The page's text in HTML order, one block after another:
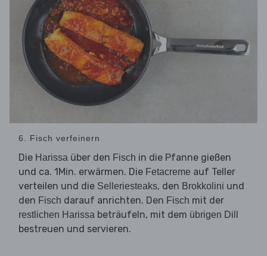
6. Fisch verfeinern
Die Harissa über den Fisch in die Pfanne gießen
und ca. 1Min. erwärmen. Die Fetacreme auf Teller
verteilen und die Selleriesteaks, den Brokkolini und
den Fisch darauf anrichten. Den Fisch mit der
restlichen Harissa beträufeln, mit dem übrigen Dill
bestreuen und servieren.